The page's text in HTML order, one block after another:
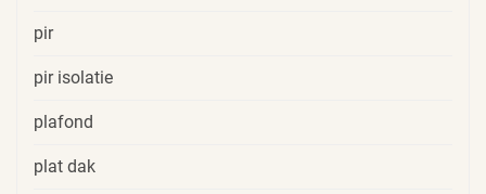
pir
pir isolatie
plafond
plat dak